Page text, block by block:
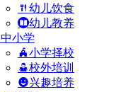
幼儿饮食
幼儿教养
中小学
小学择校
校外培训
兴趣培养